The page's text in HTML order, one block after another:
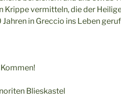
Krippe vermitteln, die der
in Greccio ins Leben
Blieskastel